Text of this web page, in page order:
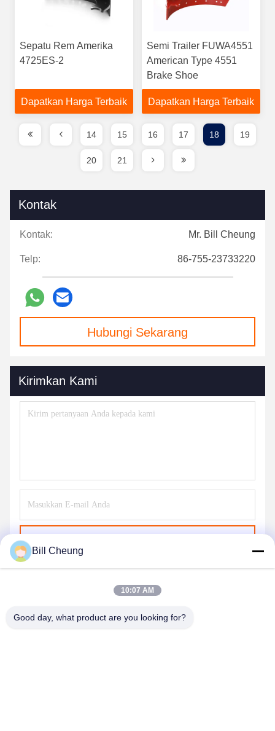
Sepatu Rem Amerika
4725ES-2
Dapatkan Harga Terbaik
Semi Trailer FUWA4551
American Type 4551
Brake Shoe
Dapatkan Harga Terbaik
14 15 16 17 18 19
20 21
Kontak
Kontak: Mr. Bill Cheung
Telp: 86-755-23733220
Hubungi Sekarang
Kirimkan Kami
Bill Cheung
10:07 AM
Good day, what product are you looking for?